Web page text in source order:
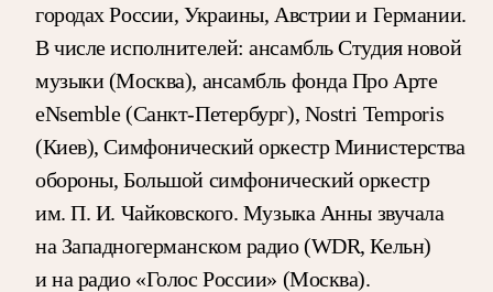
городах России, Украины, Австрии и Германии.
В числе исполнителей: ансамбль Студия новой
музыки (Москва), ансамбль фонда Про Арте
eNsemble (Санкт-Петербург), Nostri Temporis
(Киев), Симфонический оркестр Министерства
обороны, Большой симфонический оркестр
им. П. И. Чайковского. Музыка Анны звучала
на Западногерманском радио (WDR, Кельн)
и на радио «Голос России» (Москва).